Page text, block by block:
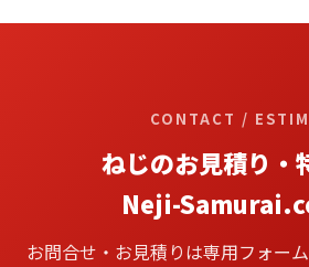
CONTACT /
ねじのお見積り・
Neji-
お問合せ・お見積りは専用フォーム